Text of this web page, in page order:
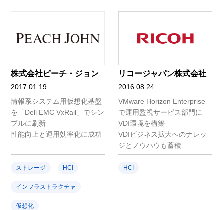
株式会社ピーチ・ジョン
2017.01.19
情報系システム用仮想化基盤
を「Dell EMC VxRail」でシン
プルに刷新
性能向上と運用効率化に成功
ストレージ HCI
インフラストラクチャ
仮想化
リコージャパン株式会社
2016.08.24
VMware Horizon Enterprise
で運用監視サービス部門に
VDI環境を構築
VDIビジネス拡大へのナレッ
ジとノウハウも蓄積
HCI